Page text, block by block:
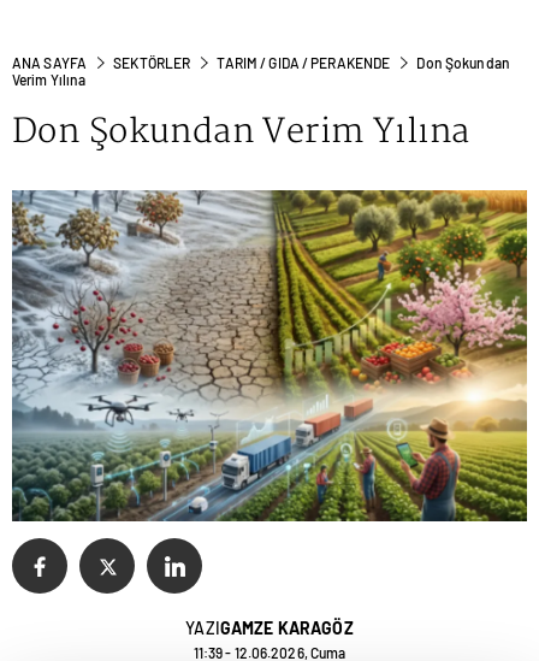
ANA SAYFA SEKTÖRLER TARIM / GIDA / PERAKENDE
Don Şokundan
Verim Yılına
Don Şokundan Verim Yılına
YAZIGAMZE KARAGÖZ
11:39 - 12.06.2026, Cuma